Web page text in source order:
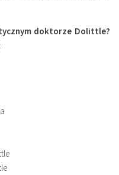
doktorze Dolittle?